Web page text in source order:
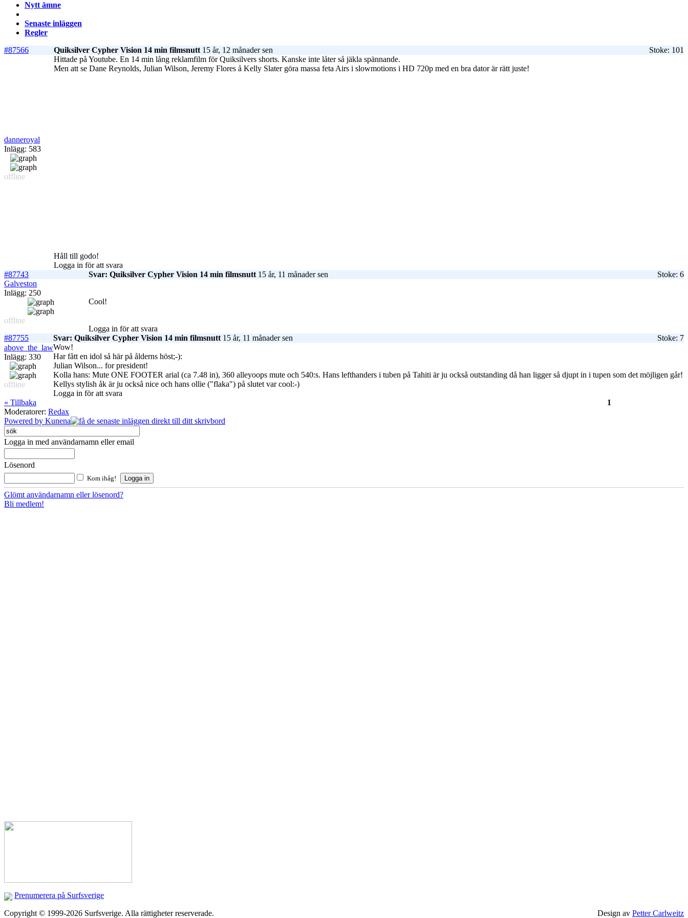
Nytt ämne
Senaste inläggen
Regler
#87566
Quiksilver Cypher Vision 14 min filmsnutt15 år, 12 månader sen Stoke: 101
danneroyal
Inlägg: 583
offline
Hittade på Youtube. En 14 min lång reklamfilm för Quiksilvers shorts. Kanske inte låter så jäkla spännande.
Men att se Dane Reynolds, Julian Wilson, Jeremy Flores å Kelly Slater göra massa feta Airs i slowmotions i HD 720p med en bra dator är rätt juste!
Håll till godo!
Logga in för att svara
#87743
Svar: Quiksilver Cypher Vision 14 min filmsnutt15 år, 11 månader sen
Stoke: 6
Galveston
Inlägg: 250
offline
Cool!
Logga in för att svara
#87755
Svar: Quiksilver Cypher Vision 14 min filmsnutt15 år, 11 månader sen
Stoke: 7
above_the_law
Inlägg: 330
offline
Wow!
Har fått en idol så här på ålderns höst;-):
Julian Wilson... for president!
Kolla hans: Mute ONE FOOTER arial (ca 7.48 in), 360 alleyoops mute och 540:s. Hans lefthanders i tuben på Tahiti är ju också outstanding då han ligger så djupt in i tupen som det möjligen går!
Kellys stylish åk är ju också nice och hans ollie ("flaka") på slutet var cool:-)
Logga in för att svara
« Tillbaka
1
Moderatorer: Redax
Powered by Kunena
Logga in med användarnamn eller email
Lösenord
Kom ihåg!
Glömt användarnamn eller lösenord?
Bli medlem!
Prenumerera på Surfsverige
Copyright © 1999-2026 Surfsverige. Alla rättigheter reserverade. Design av Petter Carlweitz